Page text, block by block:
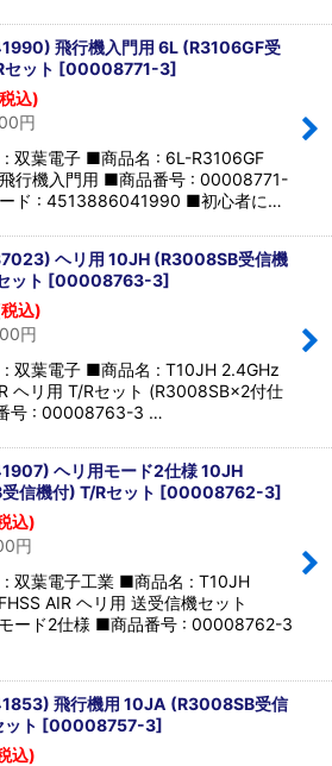
飛行機入門用 6L (R3106GF受
ット [00008771-3]
込)
円
双葉電子 ■商品名 : 6L-R3106GF
行機入門用 ■商品番号 : 00008771-
ド : 4513886041990 ■初心者に…
ヘリ用 10JH (R3008SB受信機
ット [00008763-3]
込)
円
双葉電子 ■商品名 : T10JH 2.4GHz
ヘリ用 T/Rセット (R3008SB×2付仕
号 : 00008763-3 …
ヘリ用モード2仕様 10JH
信機付) T/Rセット [00008762-3]
込)
円
双葉電子工業 ■商品名 : T10JH
AIR ヘリ用 送受信機セット
ード2仕様 ■商品番号 : 00008762-3
飛行機用 10JA (R3008SB受信
ト [00008757-3]
込)